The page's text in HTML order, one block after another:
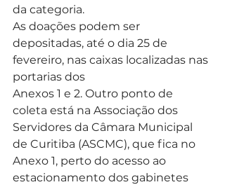
da categoria.
As doações podem ser
depositadas, até o dia 25 de
fevereiro, nas caixas localizadas nas
portarias dos
Anexos 1 e 2. Outro ponto de
coleta está na Associação dos
Servidores da Câmara Municipal
de Curitiba (ASCMC), que fica no
Anexo 1, perto do acesso ao
estacionamento dos gabinetes